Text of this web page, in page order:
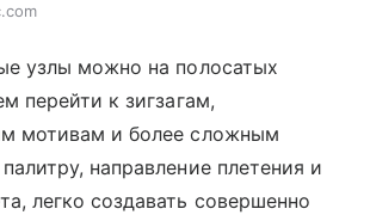
узлы можно на полосатых
перейти к зигзагам,
мотивам и более сложным
направление плетения и
легко создавать совершенно